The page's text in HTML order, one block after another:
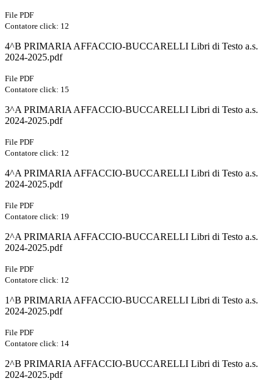
File PDF
Contatore click: 12
4^B PRIMARIA AFFACCIO-BUCCARELLI Libri di Testo a.s.
2024-2025.pdf
File PDF
Contatore click: 15
3^A PRIMARIA AFFACCIO-BUCCARELLI Libri di Testo a.s.
2024-2025.pdf
File PDF
Contatore click: 12
4^A PRIMARIA AFFACCIO-BUCCARELLI Libri di Testo a.s.
2024-2025.pdf
File PDF
Contatore click: 19
2^A PRIMARIA AFFACCIO-BUCCARELLI Libri di Testo a.s.
2024-2025.pdf
File PDF
Contatore click: 12
1^B PRIMARIA AFFACCIO-BUCCARELLI Libri di Testo a.s.
2024-2025.pdf
File PDF
Contatore click: 14
2^B PRIMARIA AFFACCIO-BUCCARELLI Libri di Testo a.s.
2024-2025.pdf